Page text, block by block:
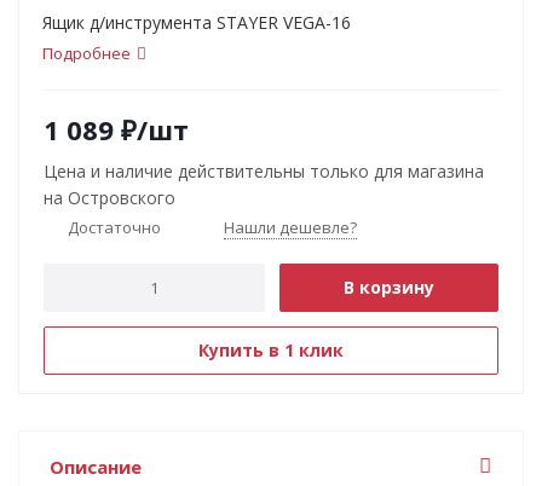
Ящик д/инструмента STAYER VEGA-16
Подробнее
1 089 ₽/шт
Цена и наличие действительны только для магазина
на Островского
Достаточно Нашли дешевле?
В корзину
Купить в 1 клик
Описание